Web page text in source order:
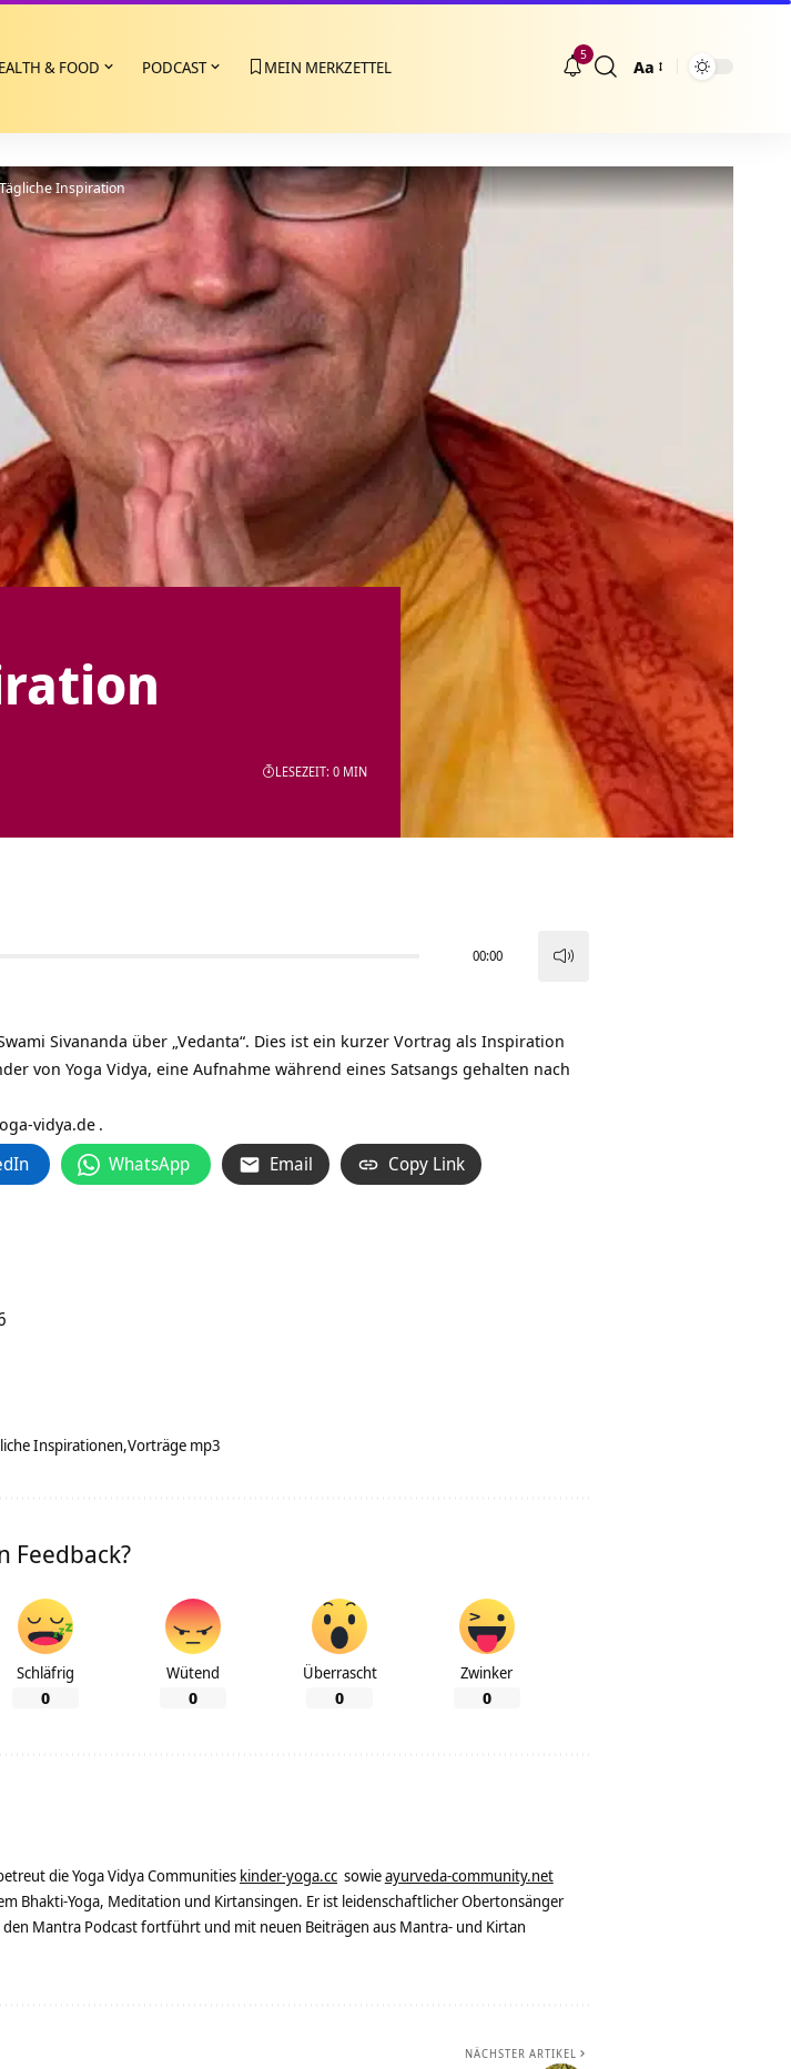
& FOOD PODCAST MEIN MERKZETTEL
5
Größenänderung
Aa
Inspiration
LESEZEIT: 0 MIN
00:00
Sivananda über „Vedanta“. Dies ist ein kurzer Vortrag als Inspiration
von Yoga Vidya, eine Aufnahme während eines Satsangs gehalten nach
vidya.de .
WhatsApp Email Copy Link
Inspirationen Vorträge mp3
Feedback?
Schläfrig
0
Wütend
0
Überrascht
0
Zwinker
0
die Yoga Vidya Communities kinder-yoga.cc sowieayurveda-community.net
Bhakti-Yoga, Meditation und Kirtansingen. Er ist leidenschaftlicher Obertonsänger
Mantra Podcast fortführt und mit neuen Beiträgen aus Mantra- und Kirtan
NÄCHSTER ARTIKEL